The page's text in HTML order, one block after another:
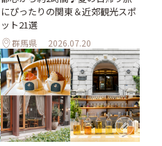
にぴったりの関東＆近郊観光スポ
ット21選
群馬県 2026.07.20